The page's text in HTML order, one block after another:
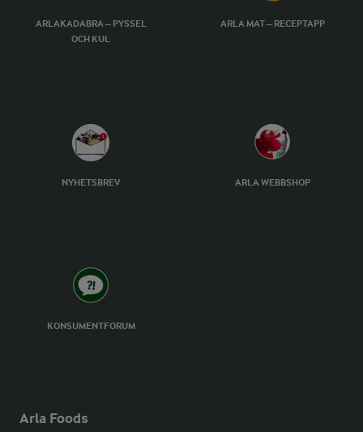
ARLAKADABRA – PYSSEL
OCH KUL
ARLA MAT – RECEPTAPP
NYHETSBREV ARLA WEBBSHOP
KONSUMENTFORUM
Arla Foods